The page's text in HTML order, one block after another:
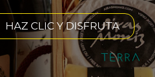
HAZ CLIC Y DISFRUTA